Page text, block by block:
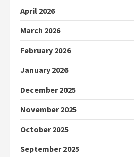
April 2026
March 2026
February 2026
January 2026
December 2025
November 2025
October 2025
September 2025